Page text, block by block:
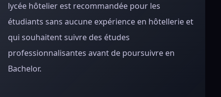
lycée hôtelier est recommandée pour les
étudiants sans aucune expérience en hôtellerie et
qui souhaitent suivre des études
professionnalisantes avant de poursuivre en
Bachelor.